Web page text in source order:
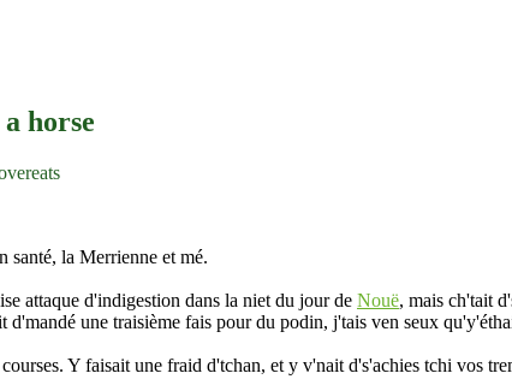
horse
santé, la Merrienne et mé.
attaque d'indigestion dans la niet du jour de Nouë, mais ch'tait
une traisième fais pour du podin, j'tais ven seux
Y faisait une fraid d'tchan, et y v'nait d's'achies tchi vos